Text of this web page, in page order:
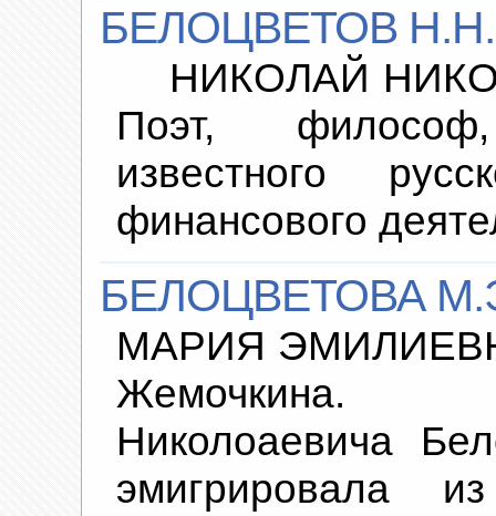
БЕЛОЦВЕТОВ Н.Н.
НИКОЛАЙ
Поэт,
известного
финансового
БЕЛОЦВЕТОВА
МАРИЯ
Жемочкина.
Николоаевича
эмигрировала